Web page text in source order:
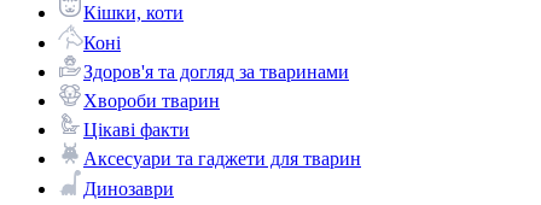
Кішки, коти
Коні
Здоров'я та догляд за тваринами
Хвороби тварин
Цікаві факти
Аксесуари та гаджети для тварин
Динозаври